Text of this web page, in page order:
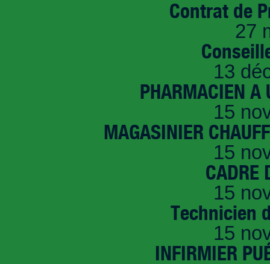
Contrat de
27
13
PHARMACIEN A
15
MAGASINIER
15
CADRE
15
Technicien
15
INFIRMIER